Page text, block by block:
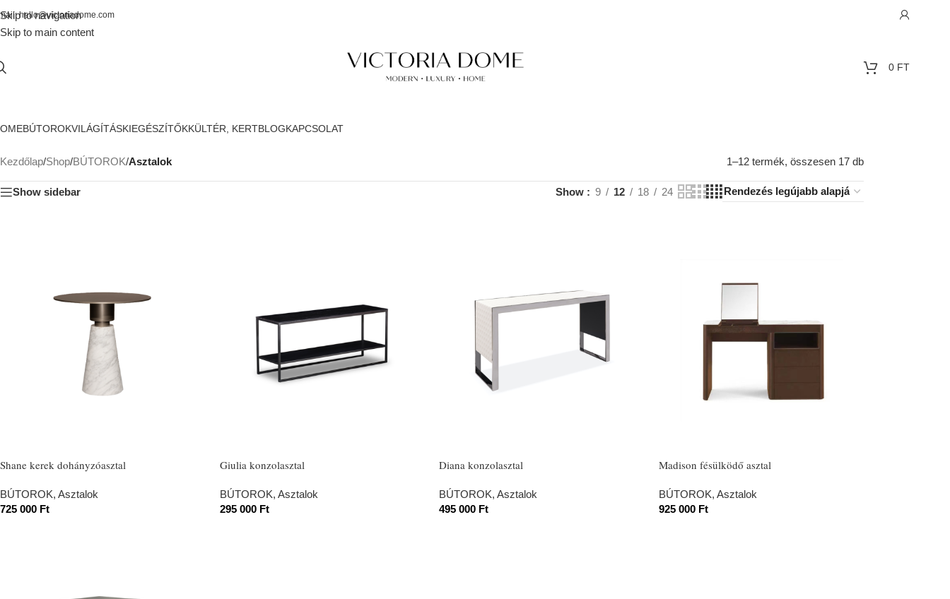
Skip to navigation
Skip to main content
hello@victoriadome.com
0 FT
BÚTOROKVILÁGÍTÁSKIEGÉSZÍTŐKKÜLTÉR, KERTBLOGKAPCSOLAT
Kezdőlap/Shop/BÚTOROK/Asztalok 1–12 termék, összesen 17 db
Show sidebar Show 9 12 18 24
Shane kerek dohányzóasztal
BÚTOROK, Asztalok
725 000 Ft
Giulia konzolasztal
BÚTOROK, Asztalok
295 000 Ft
Diana konzolasztal
BÚTOROK, Asztalok
495 000 Ft
Madison fésülködő asztal
BÚTOROK, Asztalok
925 000 Ft